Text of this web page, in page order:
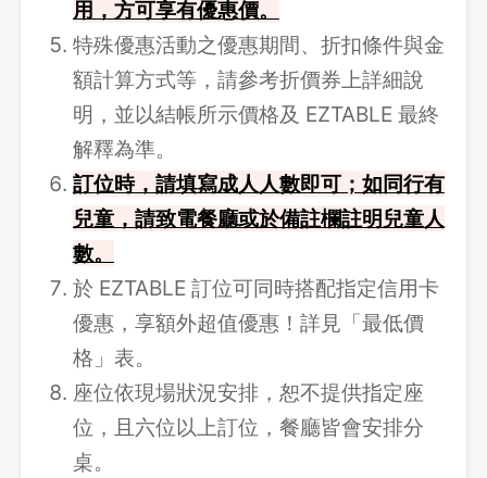
用，方可享有優惠價。
特殊優惠活動之優惠期間、折扣條件與金
額計算方式等，請參考折價券上詳細說
明，並以結帳所示價格及 EZTABLE 最終
解釋為準。
訂位時，請填寫成人人數即可；如同行有
兒童，請致電餐廳或於備註欄註明兒童人
數。
於 EZTABLE 訂位可同時搭配指定信用卡
優惠，享額外超值優惠！詳見「最低價
格」表。
座位依現場狀況安排，恕不提供指定座
位，且六位以上訂位，餐廳皆會安排分
桌。